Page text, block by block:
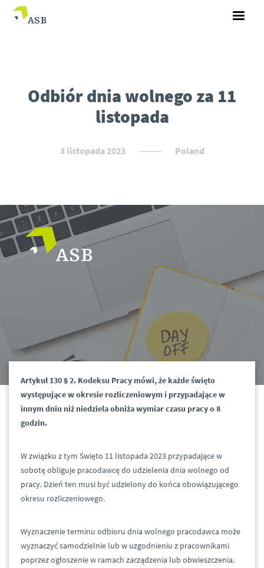
Odbiór dnia wolnego za 11
listopada
3 listopada 2023 Poland
Artykuł 130 § 2. Kodeksu Pracy mówi, że każde święto
występujące w okresie rozliczeniowym i przypadające w
innym dniu niż niedziela obniża wymiar czasu pracy o 8
godzin.
W związku z tym Święto 11 listopada 2023 przypadające w
sobotę obliguje pracodawcę do udzielenia dnia wolnego od
pracy. Dzień ten musi być udzielony do końca obowiązującego
okresu rozliczeniowego.
Wyznaczenie terminu odbioru dnia wolnego pracodawca może
wyznaczyć samodzielnie lub w uzgodnieniu z pracownikami
poprzez ogłoszenie w ramach zarządzenia lub obwieszczenia.